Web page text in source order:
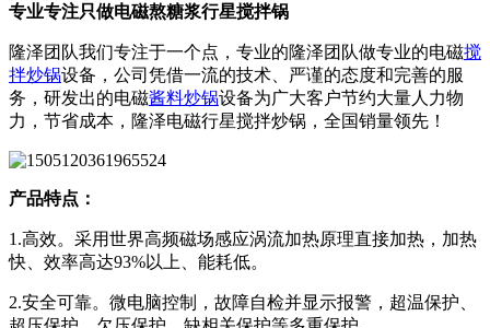
专业专注只做电磁熬糖浆行星搅拌锅
隆泽团队我们专注于一个点，专业的隆泽团队做专业的电磁搅
拌炒锅设备，公司凭借一流的技术、严谨的态度和完善的服
务，研发出的电磁酱料炒锅设备为广大客户节约大量人力物
力，节省成本，隆泽电磁行星搅拌炒锅，全国销量领先！
产品特点：
1.高效。采用世界高频磁场感应涡流加热原理直接加热，加热
快、效率高达93%以上、能耗低。
2.安全可靠。微电脑控制，故障自检并显示报警，超温保护、